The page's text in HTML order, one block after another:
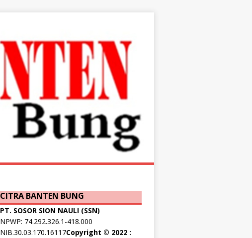
CITRA BANTEN BUNG
PT. SOSOR SION NAULI (SSN)
NPWP: 74.292.326.1-418.000
NIB.30.03.170.16117Copyright © 2022 :